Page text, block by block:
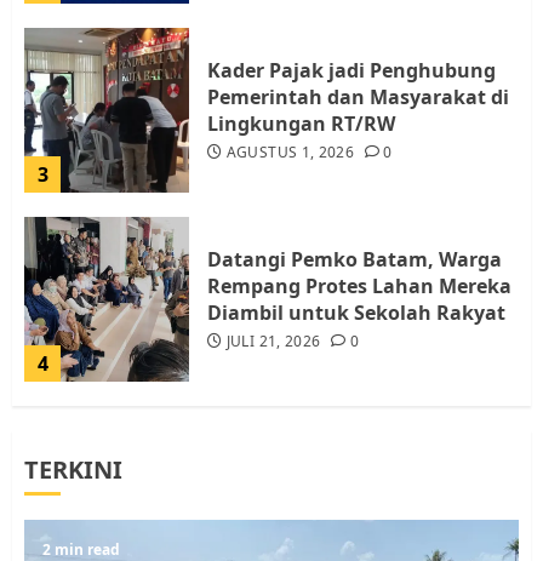
3
Kader Pajak jadi Penghubung
Pemerintah dan Masyarakat di
Lingkungan RT/RW
AGUSTUS 1, 2026 0
4
Datangi Pemko Batam, Warga
Rempang Protes Lahan Mereka
Diambil untuk Sekolah Rakyat
JULI 21, 2026 0
5
Resahkan Warga
JULI 17, 2026 0
TERKINI
2 min read